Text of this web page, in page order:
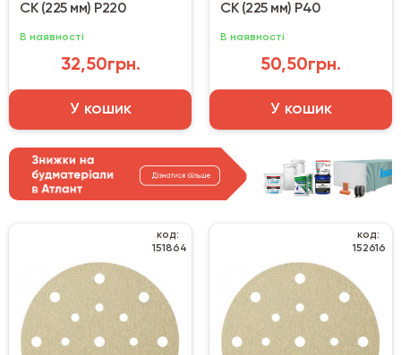
CK (225 мм) Р220
В наявності
32,50грн.
У кошик
CK (225 мм) Р40
В наявності
50,50грн.
У кошик
код:
151864
код:
152616